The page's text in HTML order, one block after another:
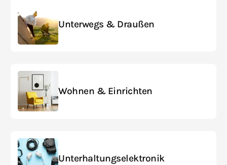
Unterwegs & Draußen
Wohnen & Einrichten
Unterhaltungs­elektronik